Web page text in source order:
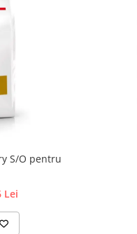
S/O pentru
Lei